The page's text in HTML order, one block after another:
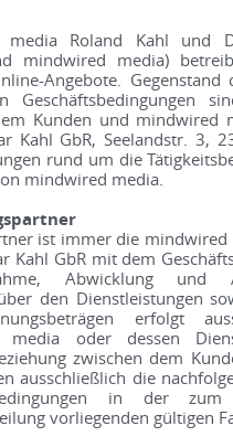
media Roland Kahl und
mindwired media)
Angebote. Gegenstand
Geschäftsbedingungen
Kunden und mindwired
Kahl GbR, Seelandstr. 3,
rund um die
mindwired media.
ist immer die mindwired
Kahl GbR mit dem
Abwicklung und
den Dienstleistungen
erfolgt
media oder dessen
zwischen dem
ausschließlich die
in der
vorliegenden gültigen